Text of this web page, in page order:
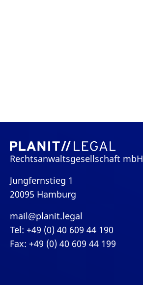
Rechtsanwaltsgesellschaft mbH
Jungfernstieg 1
20095 Hamburg
mail@planit.legal
Tel: +49 (0) 40 609 44 190
Fax: +49 (0) 40 609 44 199